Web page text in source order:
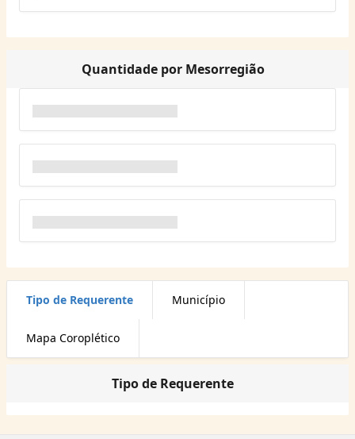
Quantidade por Mesorregião
Tipo de Requerente Município
Mapa Coroplético
Tipo de Requerente